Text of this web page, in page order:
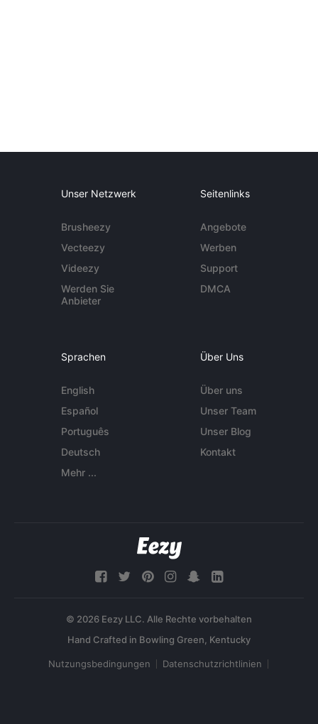
Unser Netzwerk
Brusheezy
Vecteezy
Videezy
Werden Sie
Anbieter
Seitenlinks
Angebote
Werben
Support
DMCA
Sprachen
English
Español
Português
Deutsch
Mehr ...
Über Uns
Über uns
Unser Team
Unser Blog
Kontakt
© 2026 Eezy LLC. Alle Rechte vorbehalten
Nutzungsbedingungen Datenschutzrichtlinien